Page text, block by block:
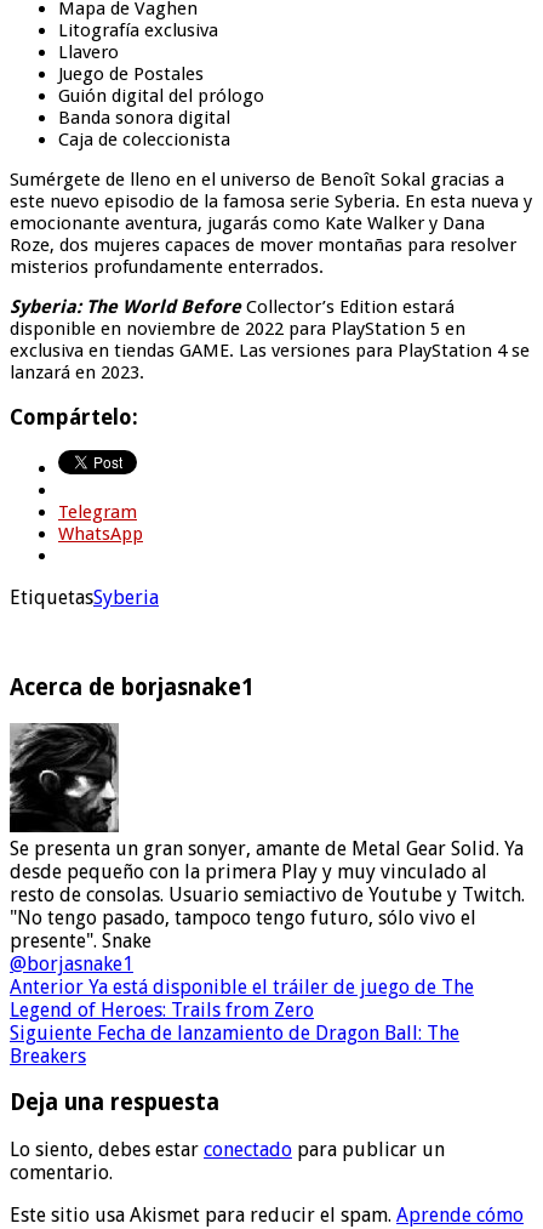
Mapa de Vaghen
Litografía exclusiva
Llavero
Juego de Postales
Guión digital del prólogo
Banda sonora digital
Caja de coleccionista
Sumérgete de lleno en el universo de Benoît Sokal gracias a
este nuevo episodio de la famosa serie Syberia. En esta nueva y
emocionante aventura, jugarás como Kate Walker y Dana
Roze, dos mujeres capaces de mover montañas para resolver
misterios profundamente enterrados.
Syberia: The World BeforeCollector’s Edition estará
disponible en noviembre de 2022 para PlayStation 5 en
exclusiva en tiendas GAME. Las versiones para PlayStation 4 se
lanzará en 2023.
Compártelo:
Telegram
WhatsApp
EtiquetasSyberia
Acerca de borjasnake1
Se presenta un gran sonyer, amante de Metal Gear Solid. Ya
desde pequeño con la primera Play y muy vinculado al
resto de consolas. Usuario semiactivo de Youtube y Twitch.
"No tengo pasado, tampoco tengo futuro, sólo vivo el
presente". Snake
@borjasnake1
Anterior Ya está disponible el tráiler de juego de The
Legend of Heroes: Trails from Zero
Siguiente Fecha de lanzamiento de Dragon Ball: The
Breakers
Deja una respuesta
Lo siento, debes estar conectado para publicar un
comentario.
Este sitio usa Akismet para reducir el spam. Aprende cómo